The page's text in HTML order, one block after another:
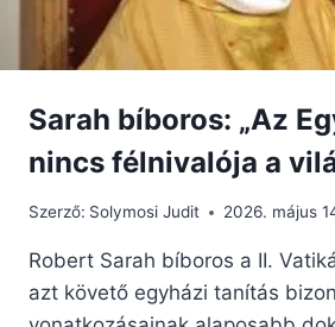
Sarah bíboros: „Az
nincs félnivalója a
Szerző: Solymosi Judit 2026. május
Robert Sarah bíboros a II.
azt követő egyházi tanítás